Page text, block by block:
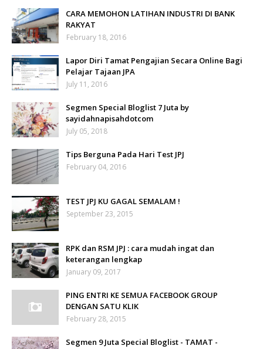
CARA MEMOHON LATIHAN INDUSTRI DI BANK
RAKYAT
February 18, 2016
Lapor Diri Tamat Pengajian Secara Online Bagi
Pelajar Tajaan JPA
July 11, 2016
Segmen Special Bloglist 7 Juta by
sayidahnapisahdotcom
July 05, 2018
Tips Berguna Pada Hari Test JPJ
February 04, 2016
TEST JPJ KU GAGAL SEMALAM !
September 23, 2015
RPK dan RSM JPJ : cara mudah ingat dan
keterangan lengkap
January 09, 2017
PING ENTRI KE SEMUA FACEBOOK GROUP
DENGAN SATU KLIK
February 28, 2015
Segmen 9 Juta Special Bloglist - TAMAT -